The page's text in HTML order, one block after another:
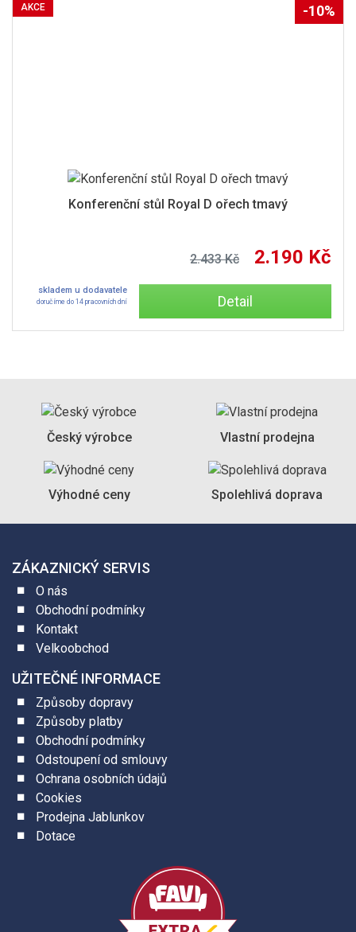
Konferenční stůl Royal D ořech tmavý
2.433 Kč 2.190 Kč
skladem u dodavatele
doručíme do 14 pracovních dní Detail
AKCE -10%
Český výrobce Vlastní prodejna
Výhodné ceny Spolehlivá doprava
ZÁKAZNICKÝ SERVIS
O nás
Obchodní podmínky
Kontakt
Velkoobchod
UŽITEČNÉ INFORMACE
Způsoby dopravy
Způsoby platby
Obchodní podmínky
Odstoupení od smlouvy
Ochrana osobních údajů
Cookies
Prodejna Jablunkov
Dotace